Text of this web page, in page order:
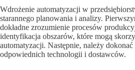
Wdrożenie automatyzacji w
starannego planowania i analizy.
dokładne zrozumienie procesów
identyfikacja obszarów, które mogą
automatyzacji. Następnie, należy
odpowiednich technologii i dostawców.